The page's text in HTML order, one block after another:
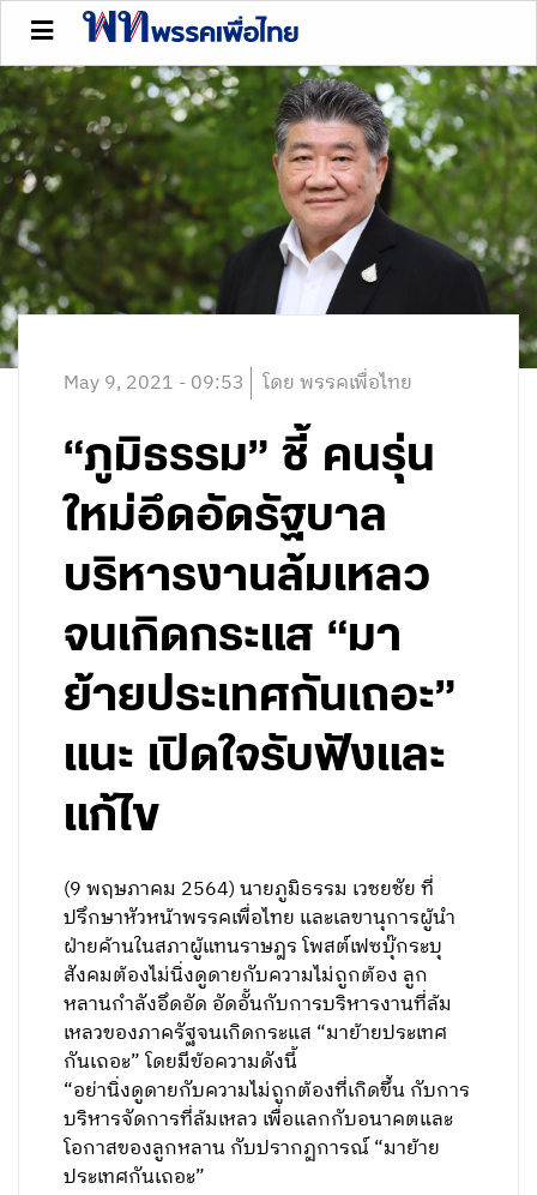
May 9, 2021 - 09:53 โดย พรรคเพื่อไทย
“ภูมิธรรม” ชี้ คนรุ่น
ใหม่อึดอัดรัฐบาล
บริหารงานล้มเหลว
จนเกิดกระแส “มา
ย้ายประเทศกันเถอะ”
แนะ เปิดใจรับฟังและ
แก้ไข
(9 พฤษภาคม 2564) นายภูมิธรรม เวชยชัย ที่
ปรึกษาหัวหน้าพรรคเพื่อไทย และเลขานุการผู้นำ
ฝ่ายค้านในสภาผู้แทนราษฎร โพสต์เฟซบุ๊กระบุ
สังคมต้องไม่นิ่งดูดายกับความไม่ถูกต้อง ลูก
หลานกำลังอึดอัด อัดอั้นกับการบริหารงานที่ล้ม
เหลวของภาครัฐจนเกิดกระแส “มาย้ายประเทศ
กันเถอะ” โดยมีข้อความดังนี้
“อย่านิ่งดูดายกับความไม่ถูกต้องที่เกิดขึ้น กับการ
บริหารจัดการที่ล้มเหลว เพื่อแลกกับอนาคตและ
โอกาสของลูกหลาน กับปรากฏการณ์ “มาย้าย
ประเทศกันเถอะ”